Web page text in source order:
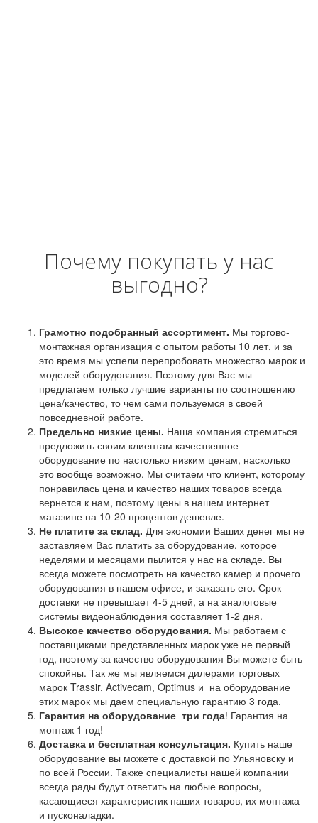
Почему покупать у нас
выгодно?
Грамотно подобранный ассортимент. Мы торгово-
монтажная организация с опытом работы 10 лет, и за
это время мы успели перепробовать множество марок и
моделей оборудования. Поэтому для Вас мы
предлагаем только лучшие варианты по соотношению
цена/качество, то чем сами пользуемся в своей
повседневной работе.
Предельно низкие цены. Наша компания стремиться
предложить своим клиентам качественное
оборудование по настолько низким ценам, насколько
это вообще возможно. Мы считаем что клиент, которому
понравилась цена и качество наших товаров всегда
вернется к нам, поэтому цены в нашем интернет
магазине на 10-20 процентов дешевле.
Не платите за склад. Для экономии Ваших денег мы не
заставляем Вас платить за оборудование, которое
неделями и месяцами пылится у нас на складе. Вы
всегда можете посмотреть на качество камер и прочего
оборудования в нашем офисе, и заказать его. Срок
доставки не превышает 4-5 дней, а на аналоговые
системы видеонаблюдения составляет 1-2 дня.
Высокое качество оборудования. Мы работаем с
поставщиками представленных марок уже не первый
год, поэтому за качество оборудования Вы можете быть
спокойны. Так же мы являемся дилерами торговых
марок Trassir, Activecam, Optimus и на оборудование
этих марок мы даем специальную гарантию 3 года.
Гарантия на оборудование три года! Гарантия на
монтаж 1 год!
Доставка и бесплатная консультация. Купить наше
оборудование вы можете с доставкой по Ульяновску и
по всей России. Также специалисты нашей компании
всегда рады будут ответить на любые вопросы,
касающиеся характеристик наших товаров, их монтажа
и пусконаладки.